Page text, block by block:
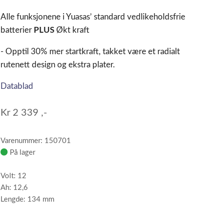
Alle funksjonene i Yuasas’ standard vedlikeholdsfrie
batterier PLUS Økt kraft
- Opptil 30% mer startkraft, takket være et radialt
rutenett design og ekstra plater.
Datablad
Kr 2 339 ,-
Varenummer: 150701
På lager
Volt: 12
Ah: 12,6
Lengde: 134 mm